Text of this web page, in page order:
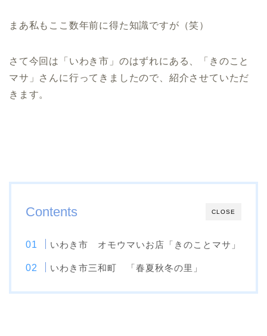
まあ私もここ数年前に得た知識ですが（笑）
さて今回は「いわき市」のはずれにある、「きのこと
マサ」さんに行ってきましたので、紹介させていただ
きます。
CLOSE
Contents
いわき市 オモウマいお店「きのことマサ」
いわき市三和町 「春夏秋冬の里」